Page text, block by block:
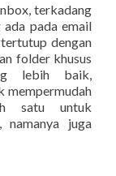
terkadang
ada pada email
dengan
folder khusus
lebih baik,
mempermudah
satu untuk
namanya juga